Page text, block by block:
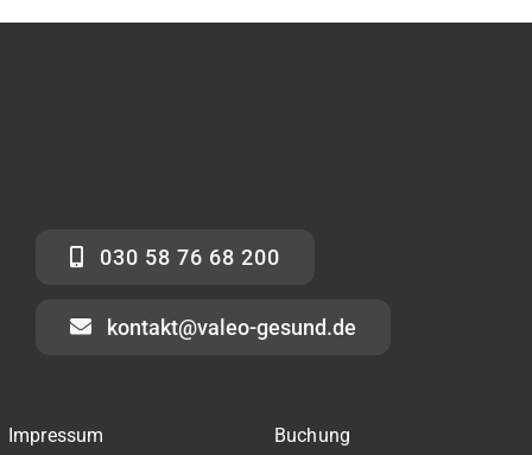
030 58 76 68 200
kontakt@valeo-gesund.de
Impressum Buchung